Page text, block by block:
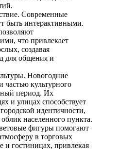
Современные
быть интерактивными.
что привлекает
создавая
для общения и
Новогодние
частью культурного
период. Их
и улицах способствует
идентичности,
населенного пункта.
фигуры помогают
в торговых
и гостиницах, привлекая